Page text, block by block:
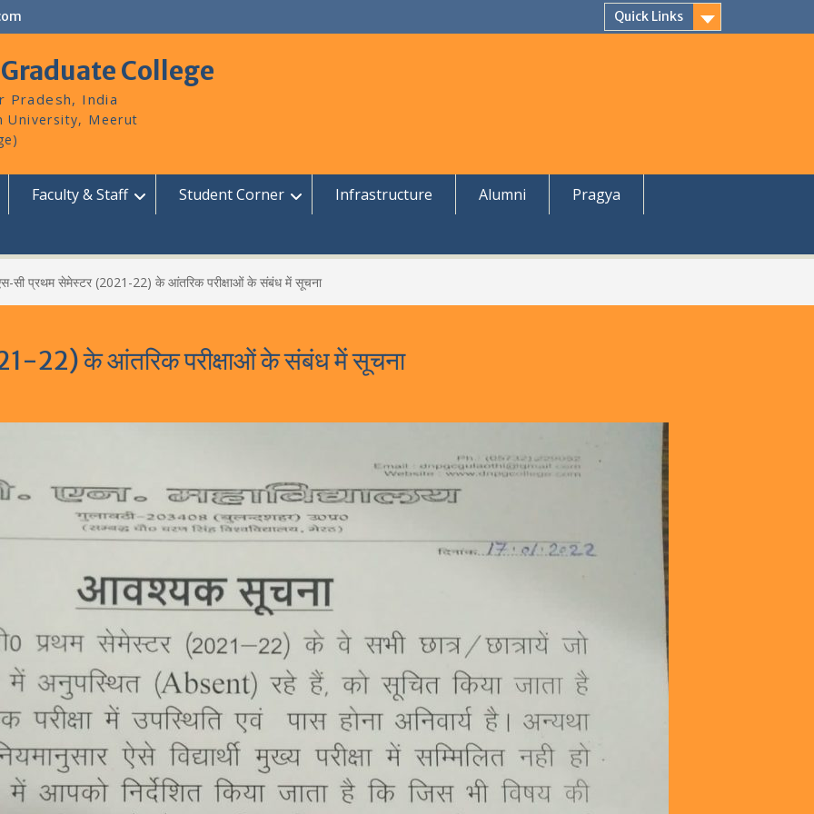
Quick Links
College
Pradesh, India
Faculty & Staff Student Corner Infrastructure Alumni
Pragya
सी प्रथम सेमेस्टर (2021-22) के आंतरिक परीक्षाओं के संबंध में सूचना
22) के आंतरिक परीक्षाओं के संबंध में सूचना